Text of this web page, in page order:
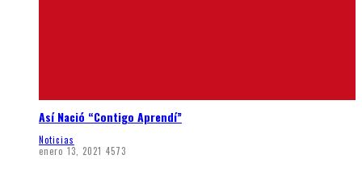
Así Nació “Contigo Aprendí”
Noticias
enero 13, 2021 4573